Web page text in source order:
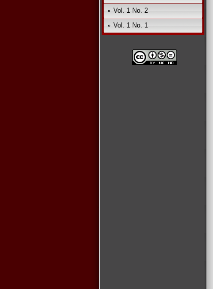
Vol. 1 No. 2
Vol. 1 No. 1